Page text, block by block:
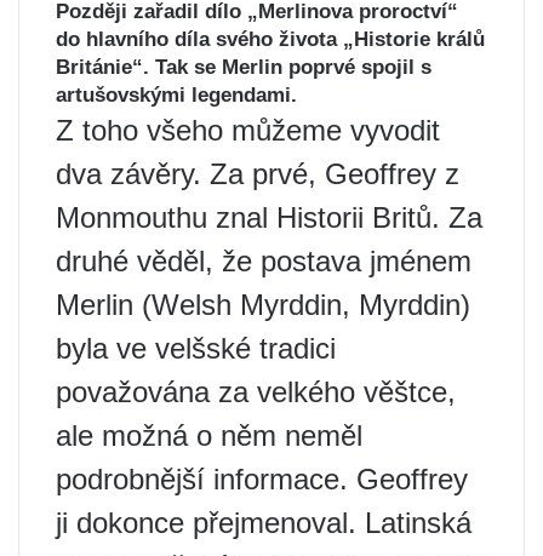
Později zařadil dílo „Merlinova proroctví“
do hlavního díla svého života „Historie králů
Británie“. Tak se Merlin poprvé spojil s
artušovskými legendami.
Z toho všeho můžeme vyvodit
dva závěry. Za prvé, Geoffrey z
Monmouthu znal Historii Britů. Za
druhé věděl, že postava jménem
Merlin (Welsh Myrddin, Myrddin)
byla ve velšské tradici
považována za velkého věštce,
ale možná o něm neměl
podrobnější informace. Geoffrey
ji dokonce přejmenoval. Latinská